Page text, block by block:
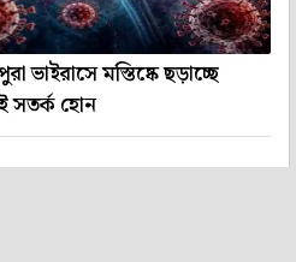
ভাইরাসে মস্তিষ্কে ছড়াচ্ছে
সতর্ক হোন